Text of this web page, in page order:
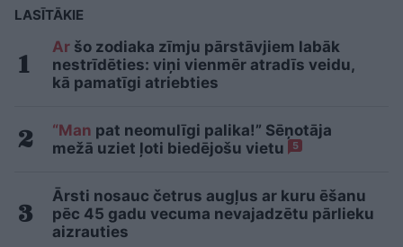
LASĪTĀKIE
Ar šo zodiaka zīmju pārstāvjiem labāk
nestrīdēties: viņi vienmēr atradīs veidu,
kā pamatīgi atriebties
“Man pat neomulīgi palika!” Sēņotāja
mežā uziet ļoti biedējošu vietu
5
Ārsti nosauc četrus augļus ar kuru ēšanu
pēc 45 gadu vecuma nevajadzētu pārlieku
aizrauties